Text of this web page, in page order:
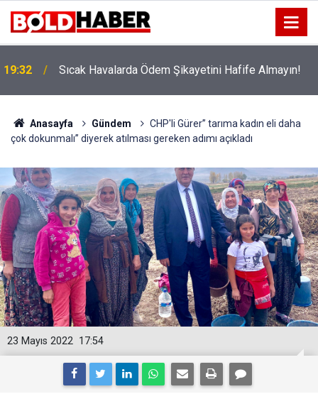
19:32 Sıcak Havalarda Ödem Şikayetini Hafife Almayın!
Anasayfa Gündem
CHP'li Gürer” tarıma kadın eli daha
çok dokunmalı” diyerek atılması gereken adımı açıkladı
17:54
23 Mayıs 2022